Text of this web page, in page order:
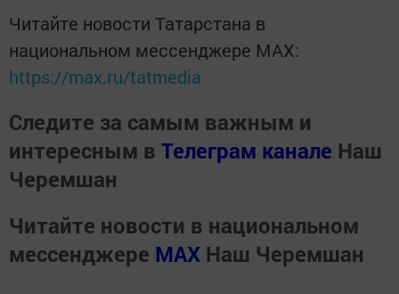
Читайте новости Татарстана в
национальном мессенджере MАХ:
https://max.ru/tatmedia
Следите за самым важным и
интересным в Телеграм канале Наш
Черемшан
Читайте новости в национальном
мессенджере MАХ Наш Черемшан